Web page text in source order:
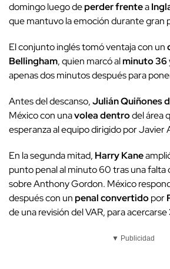
domingo luego deperder frentea
que mantuvo la emoción durante gran
El conjunto inglés tomó ventaja con un
Bellingham, quien marcó alminuto 36
apenas dos minutos después para
Antes del descanso,Julián Quiñones
México con unavolea dentrodel área
esperanza al equipo dirigido por Javier
En la segunda mitad, Harry Kane
punto penal al minuto 60 tras una falta
sobre Anthony Gordon. México
después con unpenal convertidopor
de una revisión del VAR, para acercarse
▼ Publicidad